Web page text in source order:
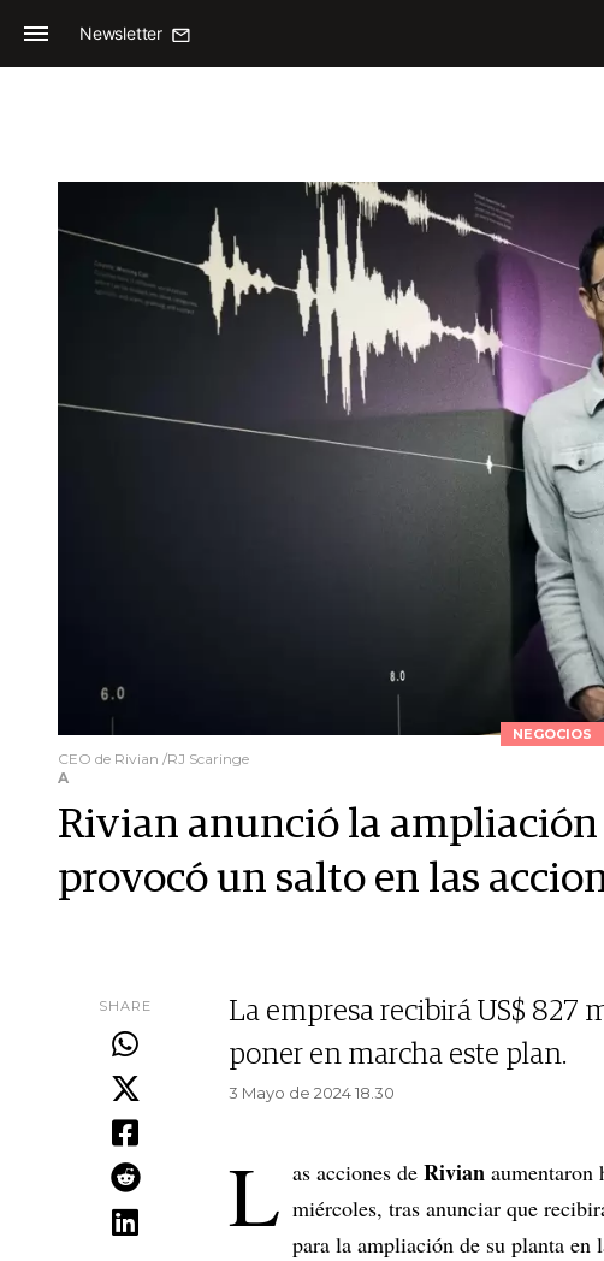
Newsletter
NEGOCIOS
CEO de Rivian /RJ Scaringe
A
Rivian anunció la
provocó un salto en las
SHARE
La empresa recibirá US$ 827
poner en marcha este plan.
3 Mayo de 2024 18.30
L as acciones de Rivian aumentaron
miércoles, tras anunciar que
para la ampliación de su planta en